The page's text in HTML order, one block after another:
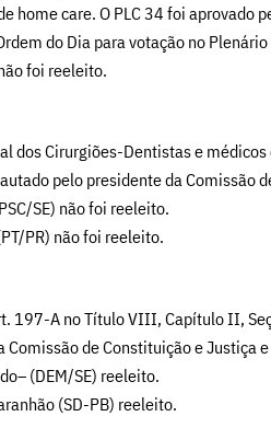
home care. O PLC 34 foi aprovado
do Dia para votação no
foi reeleito.
dos Cirurgiões-Dentistas e
pelo presidente da Comissão
SE) não foi reeleito.
PR) não foi reeleito.
197-A no Título VIII, Capítulo II,
de Constituição e Justiça
(DEM/SE) reeleito.
(SD-PB) reeleito.